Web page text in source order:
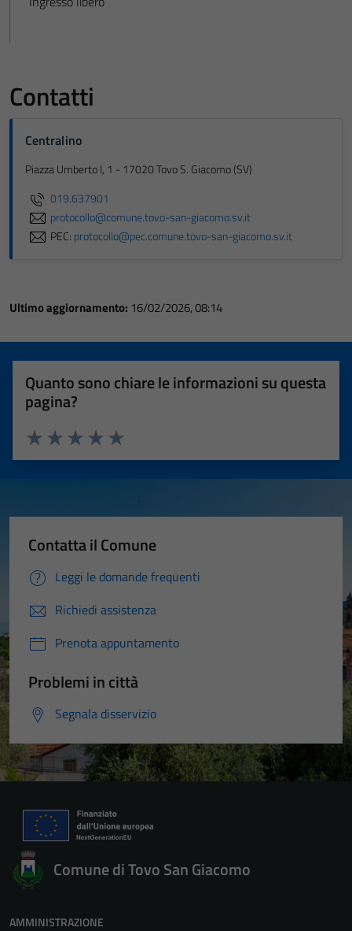
Contatti
Centralino
Piazza Umberto I, 1 - 17020 Tovo S. Giacomo (SV)
019.637901
protocollo@comune.tovo-san-giacomo.sv.it
PEC: protocollo@pec.comune.tovo-san-giacomo.sv.it
Ultimo aggiornamento: 16/02/2026, 08:14
Quanto sono chiare le informazioni su questa
pagina?
Valuta 5 stelle su 5
Valuta 4 stelle su 5
Valuta 3 stelle su 5
Valuta 2 stelle su 5
Valuta 1 stelle su 5
Contatta il Comune
Leggi le domande frequenti
Richiedi assistenza
Prenota appuntamento
Problemi in città
Segnala disservizio
Comune di Tovo San Giacomo
AMMINISTRAZIONE